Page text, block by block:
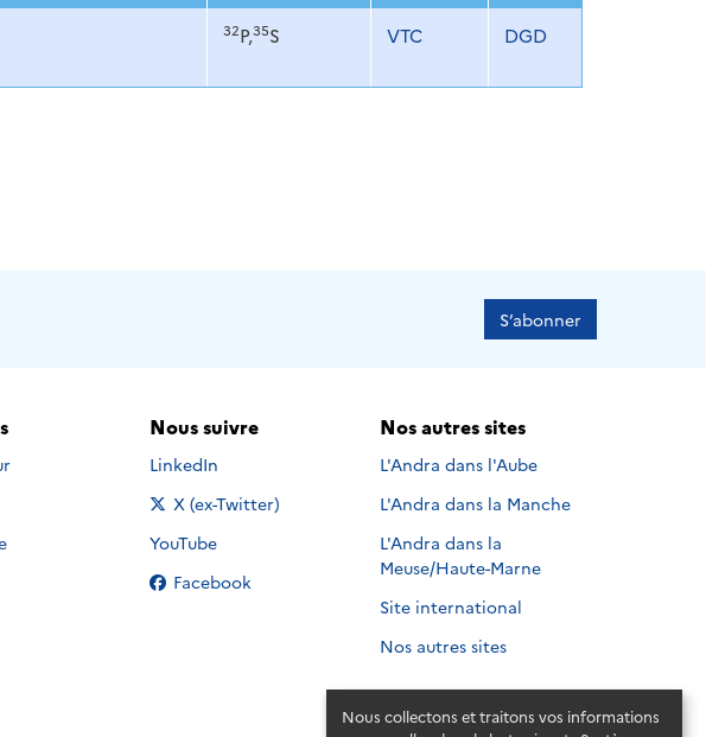
Nous collectons et traitons vos informations
32P,35S VTC DGD
S’abonner
Nous suivre
Nous suivre sur
LinkedIn
Nous suivre sur
X (ex-Twitter)
Nous suivre sur
YouTube
Nous suivre sur
Facebook
Nos autres sites
L'Andra dans l'Aube
L'Andra dans la Manche
L'Andra dans la
Meuse/Haute-Marne
Site international
Nos autres sites